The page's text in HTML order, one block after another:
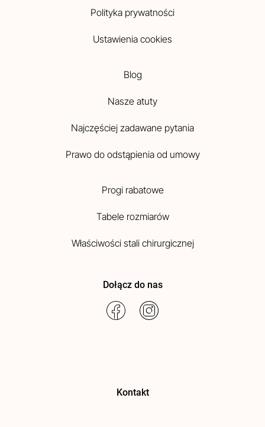
Polityka prywatności
Ustawienia cookies
Blog
Nasze atuty
Najczęściej zadawane pytania
Prawo do odstąpienia od umowy
Progi rabatowe
Tabele rozmiarów
Właściwości stali chirurgicznej
Dołącz do nas
Kontakt